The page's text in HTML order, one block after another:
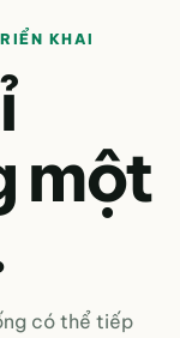
KHAI
một
có thể tiếp